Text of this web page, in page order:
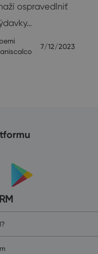
ospravedlniť
7/12/2023